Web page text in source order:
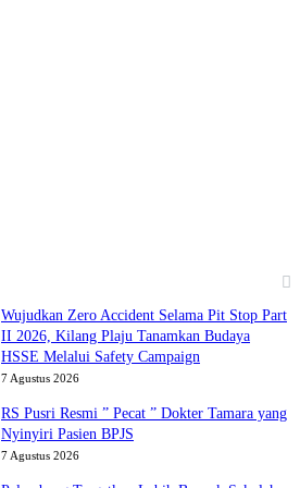
Wujudkan Zero Accident Selama Pit Stop Part
II 2026, Kilang Plaju Tanamkan Budaya
HSSE Melalui Safety Campaign
7 Agustus 2026
RS Pusri Resmi ” Pecat ” Dokter Tamara yang
Nyinyiri Pasien BPJS
7 Agustus 2026